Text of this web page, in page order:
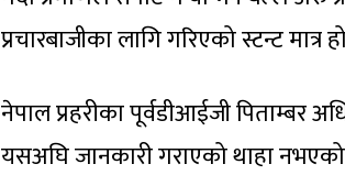
प्रचारबाजीका लागि गरिएको स्टन्ट मात्र
नेपाल प्रहरीका पूर्वडीआईजी पिताम्बर
यसअघि जानकारी गराएको थाहा